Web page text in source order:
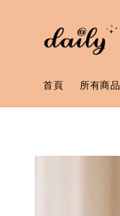
首頁 所有商品